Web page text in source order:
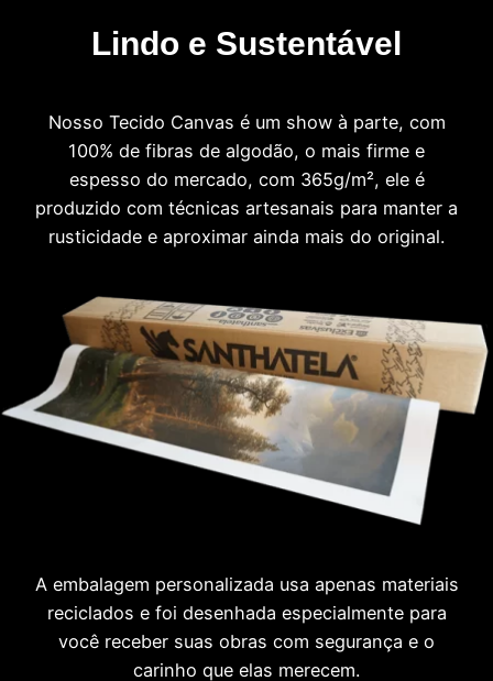
Lindo e Sustentável
Nosso Tecido Canvas é um show à parte, com
100% de fibras de algodão, o mais firme e
espesso do mercado, com 365g/m², ele é
produzido com técnicas artesanais para manter a
rusticidade e aproximar ainda mais do original.
A embalagem personalizada usa apenas materiais
reciclados e foi desenhada especialmente para
você receber suas obras com segurança e o
carinho que elas merecem.